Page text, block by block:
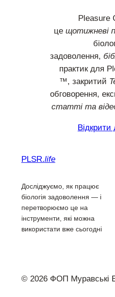
Pleasure
це щотижневі
задоволення,
практик для
™, закритий
обговорення,
статті та
Відкрити
PLSR.life
Досліджуємо, як працює
біологія задоволення — і
перетворюємо це на
інструменти, які можна
використати вже сьогодні
© 2026 ФОП Муравські